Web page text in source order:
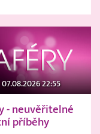
07.08.2026 22:55
- neuvěřitelné
příběhy